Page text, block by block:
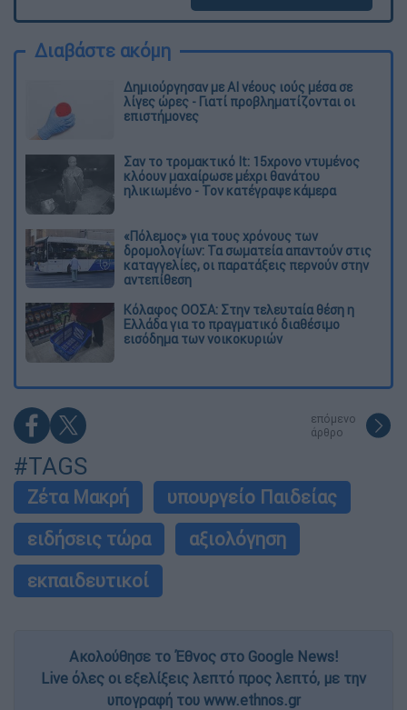
Διαβάστε ακόμη
Δημιούργησαν με AI νέους ιούς μέσα σε
λίγες ώρες - Γιατί προβληματίζονται οι
επιστήμονες
Σαν το τρομακτικό It: 15χρονο ντυμένος
κλόουν μαχαίρωσε μέχρι θανάτου
ηλικιωμένο - Τον κατέγραψε κάμερα
«Πόλεμος» για τους χρόνους των
δρομολογίων: Τα σωματεία απαντούν στις
καταγγελίες, οι παρατάξεις περνούν στην
αντεπίθεση
Κόλαφος ΟΟΣΑ: Στην τελευταία θέση η
Ελλάδα για το πραγματικό διαθέσιμο
εισόδημα των νοικοκυριών
επόμενο
άρθρο
#TAGS
Ζέτα Μακρή
υπουργείο Παιδείας
ειδήσεις τώρα
αξιολόγηση
εκπαιδευτικοί
Ακολούθησε το Έθνος στο Google News!
Live όλες οι εξελίξεις λεπτό προς λεπτό, με την
υπογραφή του www.ethnos.gr